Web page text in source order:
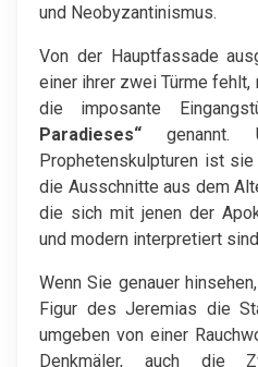
und Neobyzantinismus.
Von der Hauptfassade
einer ihrer zwei Türme
die imposante
Paradieses“ genannt.
Prophetenskulpturen ist
die Ausschnitte aus dem
die sich mit jenen der
und modern interpretiert
Wenn Sie genauer
Figur des Jeremias die
umgeben von einer
Denkmäler, auch die